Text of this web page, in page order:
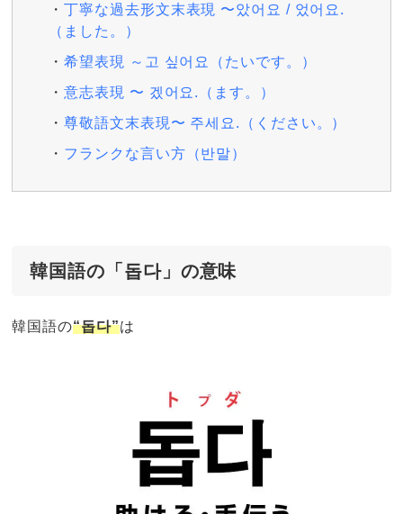
丁寧な過去形文末表現 〜았어요 / 었어요.
（ました。）
希望表現 ～고 싶어요（たいです。）
意志表現 〜 겠어요.（ます。）
尊敬語文末表現〜 주세요.（ください。）
フランクな言い方（반말）
韓国語の「돕다」の意味
韓国語の“돕다”は